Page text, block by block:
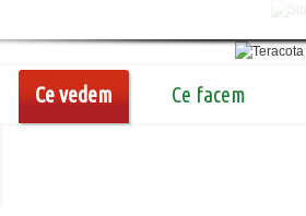
Ce vedem Ce facem